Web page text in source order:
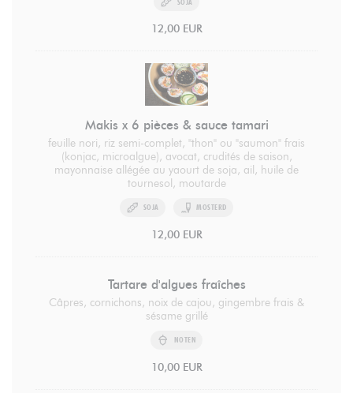
12,00 EUR
Makis x 6 pièces & sauce tamari
feuille nori, riz semi-complet, "thon" ou "saumon" frais
(konjac, microalgue), avocat, crudités de saison,
mayonnaise allégée au yaourt de soja, ail, huile de
tournesol, moutarde
SOJA MOSTERD
12,00 EUR
Tartare d'algues fraîches
Câpres, cornichons, noix de cajou, gingembre frais &
sésame grillé
NOTEN
10,00 EUR